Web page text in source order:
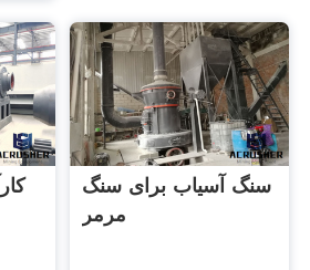
سنگ آسیاب برای سنگ
مرمر